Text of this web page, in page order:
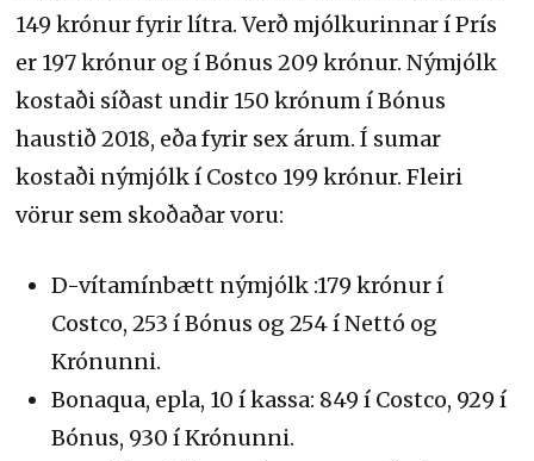
149 krónur fyrir lítra. Verð mjólkurinnar í Prís
er 197 krónur og í Bónus 209 krónur. Nýmjólk
kostaði síðast undir 150 krónum í Bónus
haustið 2018, eða fyrir sex árum. Í sumar
kostaði nýmjólk í Costco 199 krónur. Fleiri
vörur sem skoðaðar voru:
D-vítamínbætt nýmjólk :179 krónur í
Costco, 253 í Bónus og 254 í Nettó og
Krónunni.
Bonaqua, epla, 10 í kassa: 849 í Costco, 929 í
Bónus, 930 í Krónunni.